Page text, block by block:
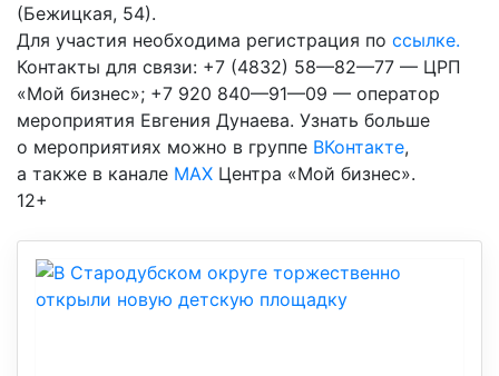
(Бежицкая, 54).
Для участия необходима регистрация по ссылке.
Контакты для связи: +7 (4832) 58—82—77 — ЦРП
«Мой бизнес»; +7 920 840—91—09 — оператор
мероприятия Евгения Дунаева. Узнать больше
о мероприятиях можно в группе ВКонтакте,
а также в канале МАХ Центра «Мой бизнес».
12+